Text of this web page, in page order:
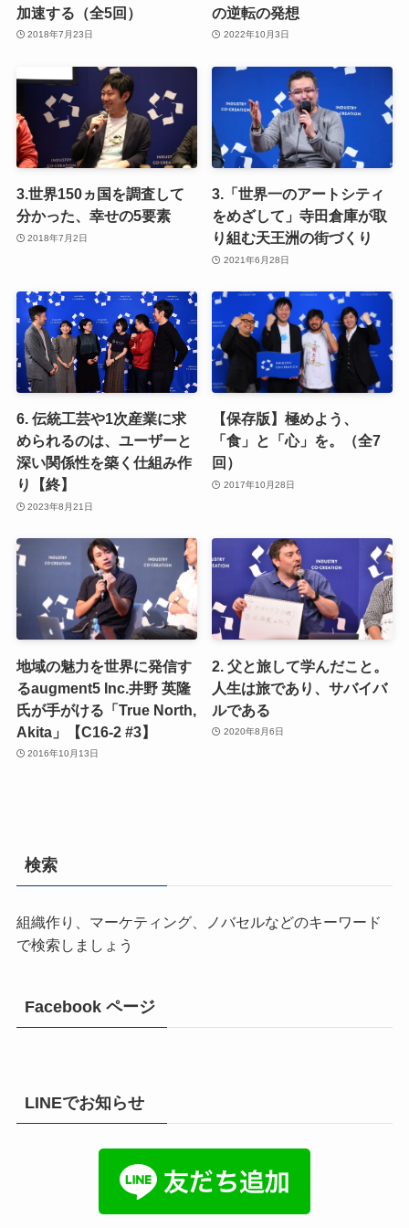
加速する（全5回）
2018年7月23日
の逆転の発想
2022年10月3日
3.世界150ヵ国を調査して
分かった、幸せの5要素
2018年7月2日
3.「世界一のアートシティ
をめざして」寺田倉庫が取
り組む天王洲の街づくり
2021年6月28日
6. 伝統工芸や1次産業に求
められるのは、ユーザーと
深い関係性を築く仕組み作
り【終】
2023年8月21日
【保存版】極めよう、
「食」と「心」を。（全7
回）
2017年10月28日
地域の魅力を世界に発信す
るaugment5 Inc.井野 英隆
氏が手がける「True North,
Akita」【C16-2 #3】
2016年10月13日
2. 父と旅して学んだこと。
人生は旅であり、サバイバ
ルである
2020年8月6日
検索
組織作り、マーケティング、ノバセルなどのキーワード
で検索しましょう
Facebook ページ
LINEでお知らせ